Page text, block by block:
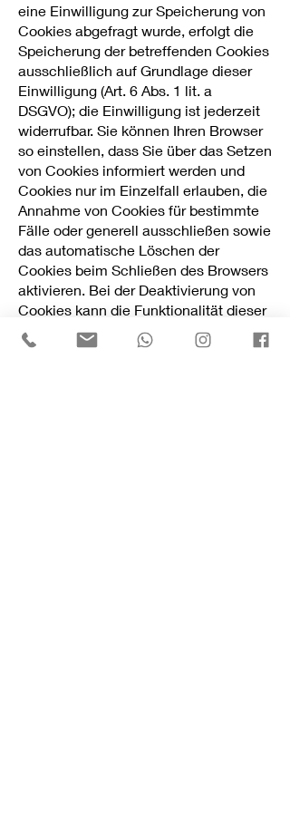
eine Einwilligung zur Speicherung von
Cookies abgefragt wurde, erfolgt die
Speicherung der betreffenden Cookies
ausschließlich auf Grundlage dieser
Einwilligung (Art. 6 Abs. 1 lit. a
DSGVO); die Einwilligung ist jederzeit
widerrufbar. Sie können Ihren Browser
so einstellen, dass Sie über das Setzen
von Cookies informiert werden und
Cookies nur im Einzelfall erlauben, die
Annahme von Cookies für bestimmte
Fälle oder generell ausschließen sowie
das automatische Löschen der
Cookies beim Schließen des Browsers
aktivieren. Bei der Deaktivierung von
Cookies kann die Funktionalität dieser
Website eingeschränkt sein. Soweit
Cookies von Drittunternehmen oder zu